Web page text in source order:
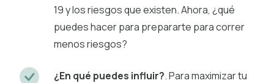
19 y los riesgos que existen. Ahora, ¿qué
puedes hacer para prepararte para correr
menos riesgos?
¿En qué puedes influir?. Para maximizar tu